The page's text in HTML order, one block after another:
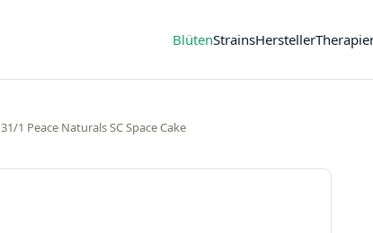
BlütenStrainsHersteller
31/1 Peace Naturals SC Space Cake